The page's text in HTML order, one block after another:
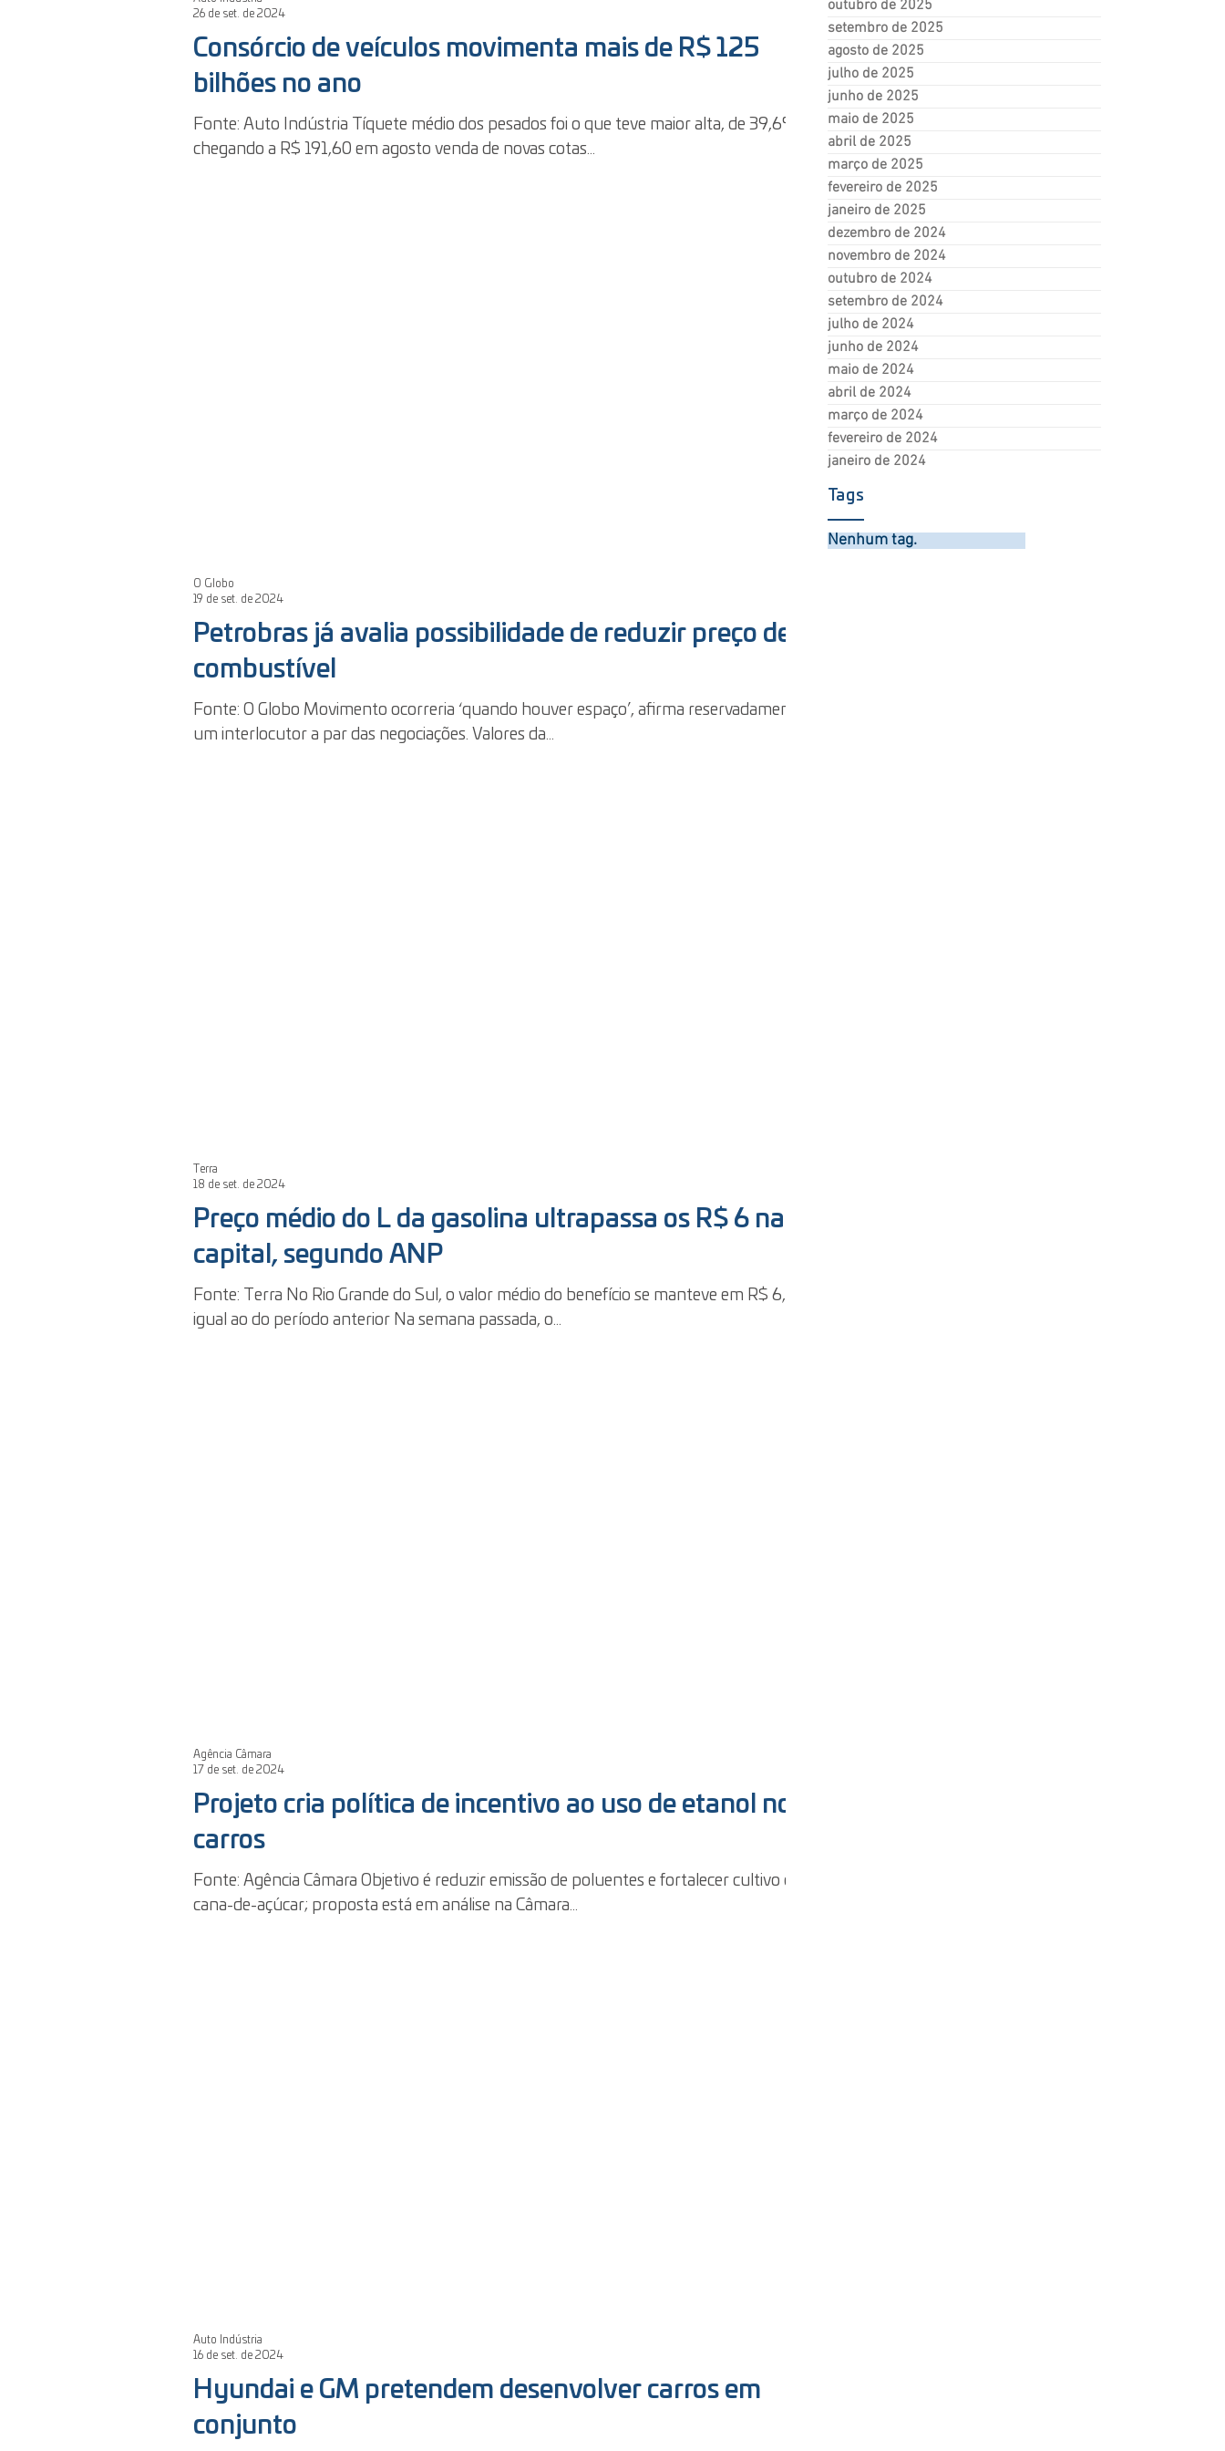
outubro de 2025
setembro de 2025
agosto de 2025
julho de 2025
junho de 2025
maio de 2025
abril de 2025
março de 2025
fevereiro de 2025
janeiro de 2025
dezembro de 2024
novembro de 2024
outubro de 2024
setembro de 2024
julho de 2024
junho de 2024
maio de 2024
abril de 2024
março de 2024
fevereiro de 2024
janeiro de 2024
Tags
Nenhum tag.
Consórcio de veículos movimenta mais de R$ 125
bilhões no ano
Fonte: Auto Indústria Tíquete médio dos pesados foi o que teve maior alta, de 39,6%,
chegando a R$ 191,60 em agosto venda de novas cotas...
26 de set. de 2024
Petrobras já avalia possibilidade de reduzir preço de
combustível
Fonte: O Globo Movimento ocorreria ‘quando houver espaço’, afirma reservadamente
um interlocutor a par das negociações. Valores da...
O Globo
19 de set. de 2024
Preço médio do L da gasolina ultrapassa os R$ 6 na
capital, segundo ANP
Fonte: Terra No Rio Grande do Sul, o valor médio do benefício se manteve em R$ 6,12,
igual ao do período anterior Na semana passada, o...
Terra
18 de set. de 2024
Projeto cria política de incentivo ao uso de etanol nos
carros
Fonte: Agência Câmara Objetivo é reduzir emissão de poluentes e fortalecer cultivo de
cana-de-açúcar; proposta está em análise na Câmara...
Agência Câmara
17 de set. de 2024
Hyundai e GM pretendem desenvolver carros em
conjunto
Auto Indústria
16 de set. de 2024